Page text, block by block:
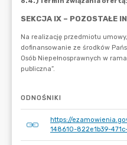
ODNOŚNIKI
https://
148610-822e1b39-